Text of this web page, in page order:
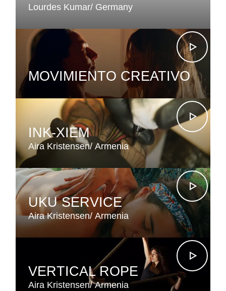
Lourdes Kumar Germany
MOVIMIENTO CREATIVO
INK-XIEM
Aira Kristensen Armenia
UKU SERVICE
Aira Kristensen Armenia
VERTICAL ROPE
Aira Kristensen Armenia